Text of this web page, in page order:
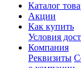
Каталог
Акции
Как купить
Условия
Компания
Реквизиты